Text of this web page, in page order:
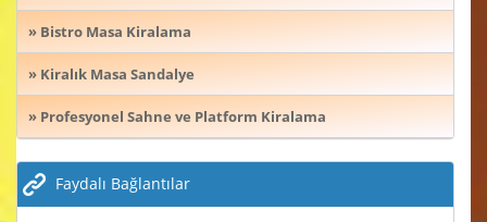
» Bistro Masa Kiralama
» Kiralık Masa Sandalye
» Profesyonel Sahne ve Platform Kiralama
Faydalı Bağlantılar